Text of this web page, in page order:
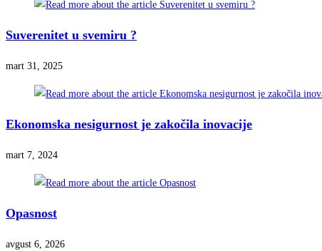
Suverenitet u svemiru ?
mart 31, 2025
Ekonomska nesigurnost je zakočila inovacije
mart 7, 2024
Opasnost
avgust 6, 2026